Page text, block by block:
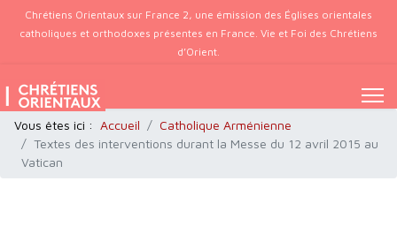
Chrétiens Orientaux sur France 2, une émission des Églises orientales
catholiques et orthodoxes présentes en France. Vie et Foi des Chrétiens
d’Orient.
Vous êtes ici : Accueil
Catholique Arménienne
Textes des interventions durant la Messe du 12 avril 2015 au
Vatican